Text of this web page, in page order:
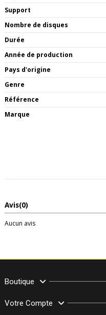
Support
Nombre de disques
Durée
Année de production
Pays d'origine
Genre
Référence
Marque
Avis(0)
Aucun avis
Boutique
Votre Compte